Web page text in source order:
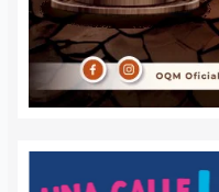
de
mantener en
a
acusado